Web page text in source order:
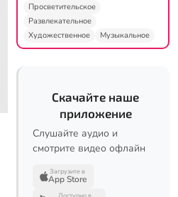
Просветительское
Развлекательное
Художественное
Музыкальное
Скачайте наше
приложение
Слушайте аудио и
смотрите видео офлайн
Загрузите в
App Store